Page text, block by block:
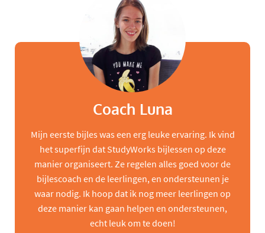
Coach Luna
Mijn eerste bijles was een erg leuke ervaring. Ik vind
het superfijn dat StudyWorks bijlessen op deze
manier organiseert. Ze regelen alles goed voor de
bijlescoach en de leerlingen, en ondersteunen je
waar nodig. Ik hoop dat ik nog meer leerlingen op
deze manier kan gaan helpen en ondersteunen,
echt leuk om te doen!